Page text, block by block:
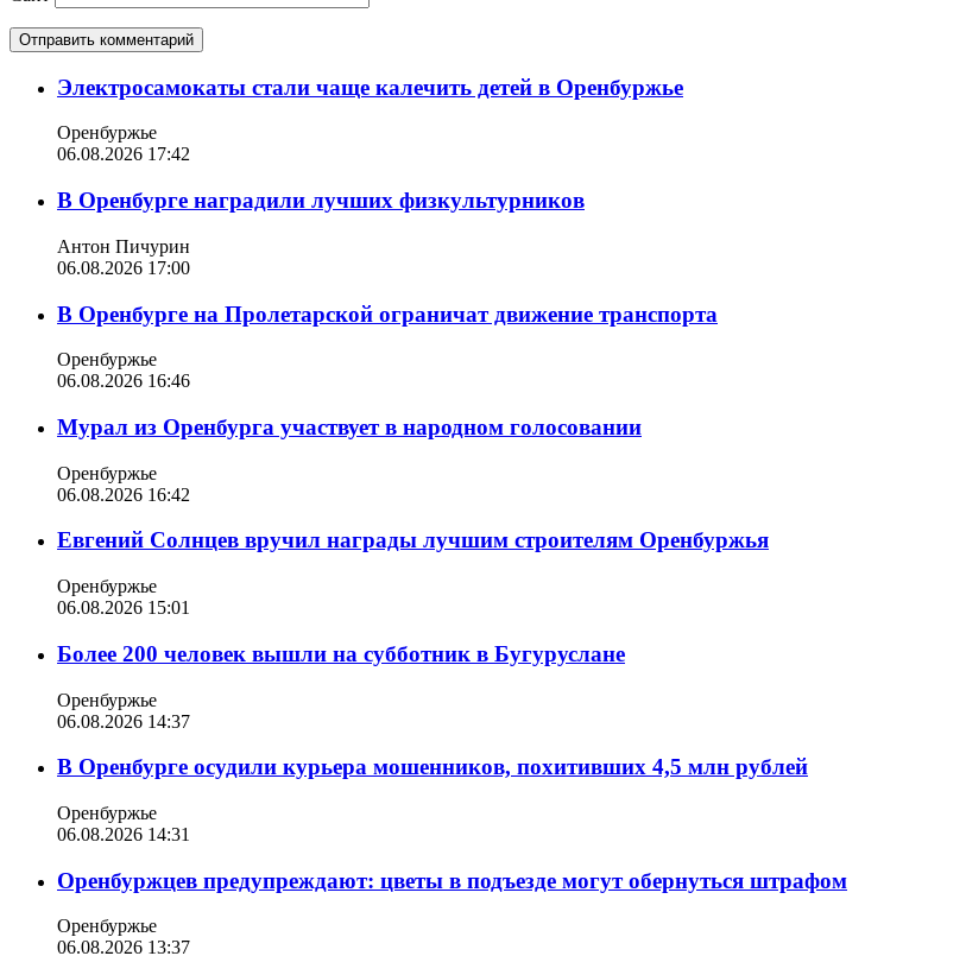
Электросамокаты стали чаще калечить детей в Оренбуржье
Оренбуржье
06.08.2026 17:42
В Оренбурге наградили лучших физкультурников
Антон Пичурин
06.08.2026 17:00
В Оренбурге на Пролетарской ограничат движение транспорта
Оренбуржье
06.08.2026 16:46
Мурал из Оренбурга участвует в народном голосовании
Оренбуржье
06.08.2026 16:42
Евгений Солнцев вручил награды лучшим строителям Оренбуржья
Оренбуржье
06.08.2026 15:01
Более 200 человек вышли на субботник в Бугуруслане
Оренбуржье
06.08.2026 14:37
В Оренбурге осудили курьера мошенников, похитивших 4,5 млн рублей
Оренбуржье
06.08.2026 14:31
Оренбуржцев предупреждают: цветы в подъезде могут обернуться штрафом
Оренбуржье
06.08.2026 13:37